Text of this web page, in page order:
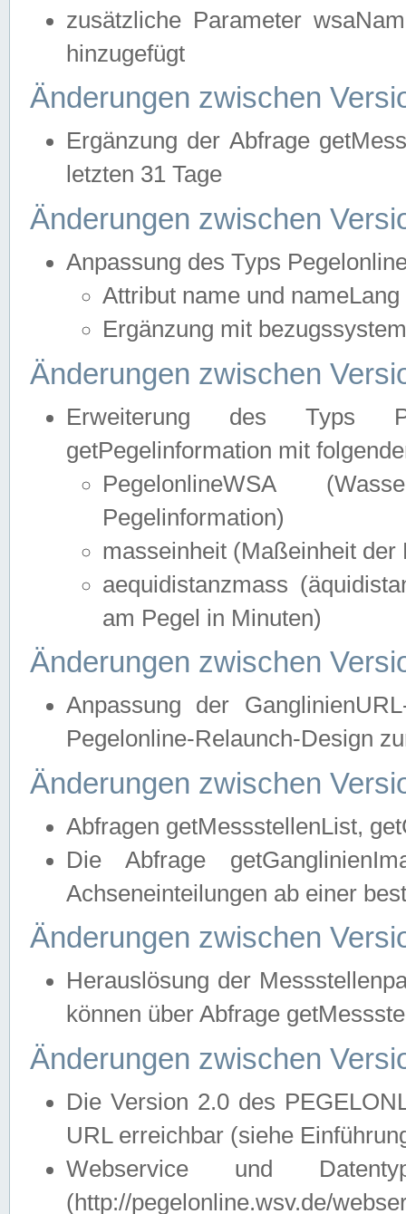
zusätzliche Parameter
hinzugefügt
Änderungen zwischen
Ergänzung der Abfrage
letzten 31 Tage
Änderungen zwischen
Anpassung des Typs
Attribut name und
Ergänzung mit
Änderungen zwischen
Erweiterung des Typs
getPegelinformation mit
PegelonlineWSA
Pegelinformation)
masseinheit (Maßeinheit der
aequidistanzmass
am Pegel in Minuten)
Änderungen zwischen
Anpassung der
Pegelonline-Relaunch-Design
Änderungen zwischen
Abfragen getMessstellenList,
Die Abfrage
Achseneinteilungen ab einer
Änderungen zwischen
Herauslösung der
können über Abfrage
Änderungen zwischen
Die Version 2.0 des
URL erreichbar (siehe
Webservice und
(http://pegelonline.wsv.de/